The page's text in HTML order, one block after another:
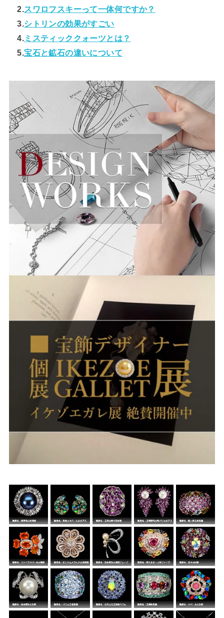
2.スワロフスキーって一体何ですか？
3.シトリンの効果がすごい
4.ミスティッククォーツとは？
5.宝石と鉱石の違いについて